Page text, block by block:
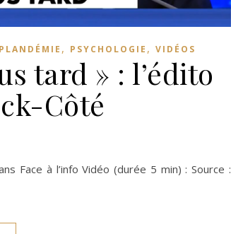
PLANDÉMIE , PSYCHOLOGIE , VIDÉOS
tard » : l’édito
Côté
Face à l’info Vidéo (durée 5 min) : Source :